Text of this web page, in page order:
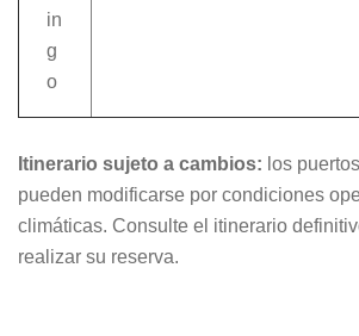
in
g
o
Itinerario sujeto a cambios: los
pueden modificarse por condiciones
climáticas. Consulte el itinerario
realizar su reserva.